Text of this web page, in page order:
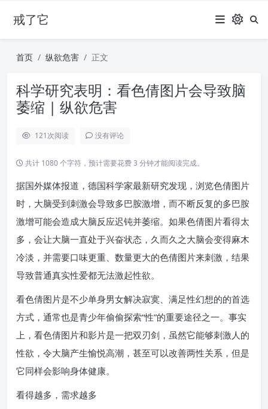
戒了它
首页 纵欲危害 正文
科学研究表明：看色倩图片会导致脑
萎缩 | 纵欲危害
121次阅读 没有评论
共计 1080 个字符，预计需要花费 3 分钟才能阅读完成。
据国外媒体报道，德国科学家最新研究发现，浏览色倩图片
时，大脑受到刺激会导致多巴胺激增，而不断反复的多巴胺
激增可能会造成大脑反应迟钝并萎缩。如果色倩图片看得太
多，会让大脑一直处于兴奋状态，久而久之大脑会变得麻木
冷淡，并需要口味更重、数量更大的色倩图片来刺激，结果
导致普通真实性爱都无法激起性欲。
看色倩图片是不少单身男女解决寂寞、满足性幻想的的首选
方式，通常也是青少年偷偷探索“性”的重要途径之一。事实
上，看色倩图片和影片是一把双刃剑，虽然它能够刺激人的
性欲，令大脑产生愉悦高潮，甚至可以改善两性关系，但是
它同样会影响身体健康。
看得越多，需求越多